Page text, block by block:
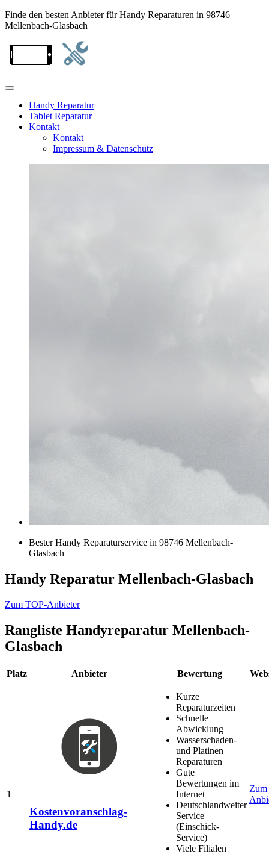
Finde den besten Anbieter für Handy Reparaturen in 98746
Mellenbach-Glasbach
Handy Reparatur
Tablet Reparatur
Kontakt
Kontakt
Impressum & Datenschutz
Bester Handy Reparaturservice in 98746 Mellenbach-
Glasbach
Handy Reparatur Mellenbach-Glasbach
Zum TOP-Anbieter
Rangliste Handyreparatur Mellenbach-
Glasbach
Platz Anbieter Bewertung
1
Kostenvoranschlag-
Handy.de
Kurze
Reparaturzeiten
Schnelle
Abwicklung
Wasserschaden-
und Platinen
Reparaturen
Gute
Bewertungen im
Internet
Deutschlandweiter
Service
(Einschick-
Service)
Viele Filialen
Zum